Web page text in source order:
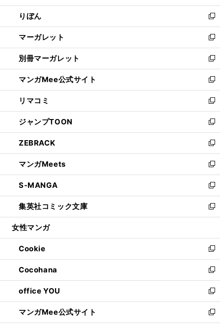
開
く
ウ
で
開
く
ン
ド
ウ
で
開
く
ウ
ィ
ン
ド
ウ
で
開
く
りぼん
新
し
い
ウ
ィ
ン
ド
ウ
で
開
く
マーガレット
新
し
い
ウ
ィ
ン
ド
ウ
で
開
く
別冊マーガレット
新
し
い
ウ
ィ
ン
ド
ウ
で
開
く
マンガMee公式サイト
新
し
い
ウ
ィ
ン
ド
ウ
で
開
く
リマコミ
新
し
い
ウ
ィ
ン
ド
ウ
で
開
く
ジャンプTOON
新
し
い
ウ
ィ
ン
ド
ウ
で
開
ZEBRACK
新
し
い
ウ
ィ
ン
ド
ウ
開
く
マンガMeets
新
し
い
ウ
ィ
ン
ウ
で
開
く
S-MANGA
新
し
い
ウ
ン
ド
ウ
で
開
く
集英社コミック文庫
新
し
ウ
ィ
ン
ド
ウ
で
開
く
女性マンガ
Cookie
新
し
い
ウ
ィ
ン
ド
ウ
Cocohana
新
し
い
ウ
ィ
ン
office YOU
新
し
い
ウ
マンガMee公式サイト
新